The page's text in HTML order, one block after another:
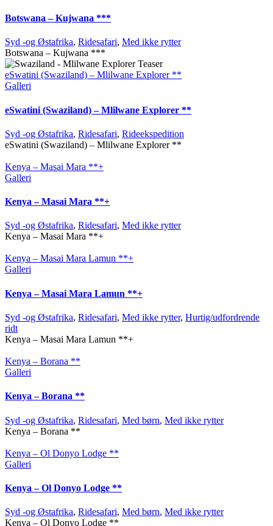
Botswana – Kujwana ***
Syd -og Østafrika, Ridesafari, Med ikke rytter
Botswana – Kujwana ***
eSwatini (Swaziland) – Mlilwane Explorer **
Galleri
eSwatini (Swaziland) – Mlilwane Explorer **
Syd -og Østafrika, Ridesafari, Rideekspedition
eSwatini (Swaziland) – Mlilwane Explorer **
Kenya – Masai Mara **+
Galleri
Kenya – Masai Mara **+
Syd -og Østafrika, Ridesafari, Med ikke rytter
Kenya – Masai Mara **+
Kenya – Masai Mara Lamun **+
Galleri
Kenya – Masai Mara Lamun **+
Syd -og Østafrika, Ridesafari, Med ikke rytter, Hurtig/udfordrende
ridt
Kenya – Masai Mara Lamun **+
Kenya – Borana **
Galleri
Kenya – Borana **
Syd -og Østafrika, Ridesafari, Med børn, Med ikke rytter
Kenya – Borana **
Kenya – Ol Donyo Lodge **
Galleri
Kenya – Ol Donyo Lodge **
Syd -og Østafrika, Ridesafari, Med børn, Med ikke rytter
Kenya – Ol Donyo Lodge **